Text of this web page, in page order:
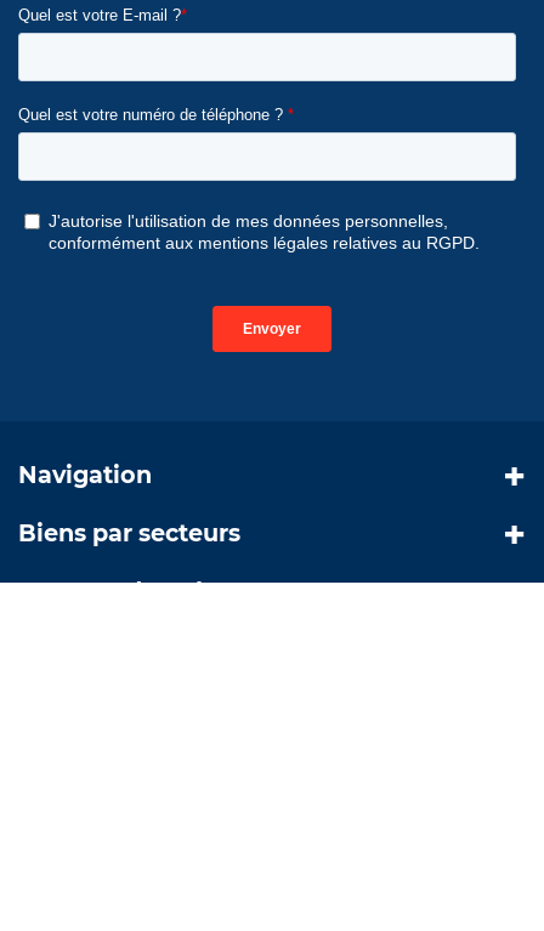
Navigation
Biens par secteurs
Nos coordonnées